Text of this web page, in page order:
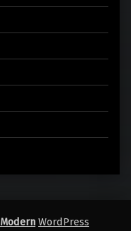
Modern WordPress